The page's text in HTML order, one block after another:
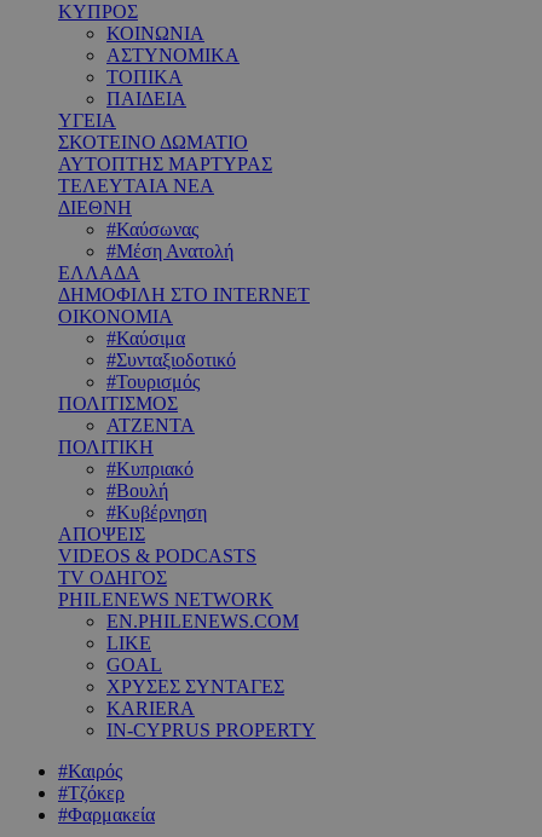
ΚΥΠΡΟΣ
ΚΟΙΝΩΝΙΑ
ΑΣΤΥΝΟΜΙΚΑ
ΤΟΠΙΚΑ
ΠΑΙΔΕΙΑ
ΥΓΕΙΑ
ΣΚΟΤΕΙΝΟ ΔΩΜΑΤΙΟ
ΑΥΤΟΠΤΗΣ ΜΑΡΤΥΡΑΣ
ΤΕΛΕΥΤΑΙΑ ΝΕΑ
ΔΙΕΘΝΗ
#Καύσωνας
#Μέση Ανατολή
ΕΛΛΑΔΑ
ΔΗΜΟΦΙΛΗ ΣΤΟ INTERNET
ΟΙΚΟΝΟΜΙΑ
#Καύσιμα
#Συνταξιοδοτικό
#Τουρισμός
ΠΟΛΙΤΙΣΜΟΣ
ΑΤΖΕΝΤΑ
ΠΟΛΙΤΙΚΗ
#Κυπριακό
#Βουλή
#Κυβέρνηση
ΑΠΟΨΕΙΣ
VIDEOS & PODCASTS
TV ΟΔΗΓΟΣ
PHILENEWS NETWORK
EN.PHILENEWS.COM
LIKE
GOAL
ΧΡΥΣΕΣ ΣΥΝΤΑΓΕΣ
KARIERA
IN-CYPRUS PROPERTY
#Καιρός
#Τζόκερ
#Φαρμακεία